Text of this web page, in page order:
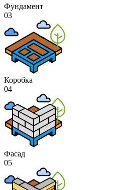
Фундамент
03
Коробка
04
Фасад
05